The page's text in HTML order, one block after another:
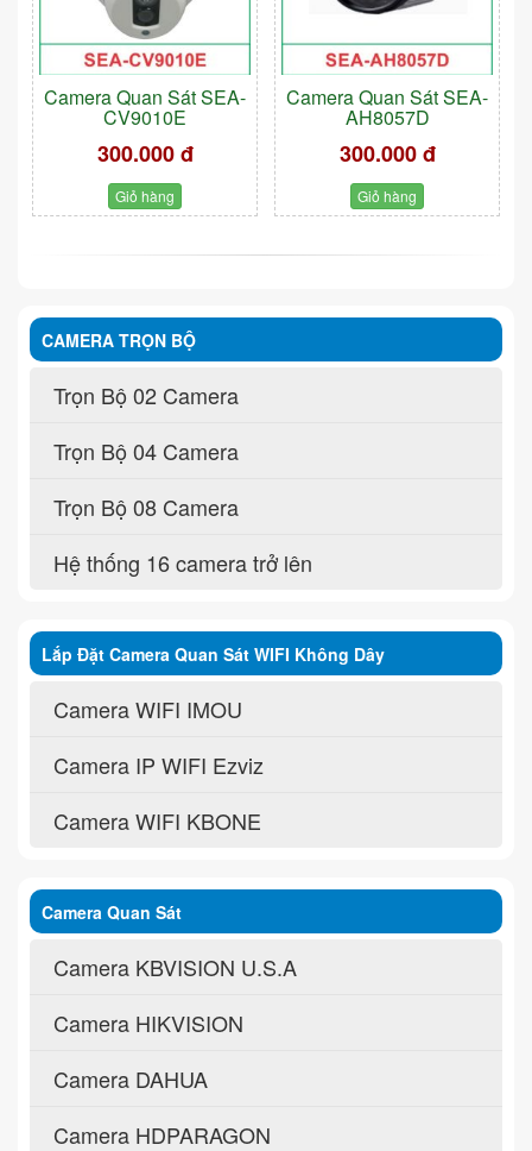
Camera Quan Sát SEA-
CV9010E
300.000 đ
Giỏ hàng
Camera Quan Sát SEA-
AH8057D
300.000 đ
Giỏ hàng
CAMERA TRỌN BỘ
Trọn Bộ 02 Camera
Trọn Bộ 04 Camera
Trọn Bộ 08 Camera
Hệ thống 16 camera trở lên
Lắp Đặt Camera Quan Sát WIFI Không Dây
Camera WIFI IMOU
Camera IP WIFI Ezviz
Camera WIFI KBONE
Camera Quan Sát
Camera KBVISION U.S.A
Camera HIKVISION
Camera DAHUA
Camera HDPARAGON